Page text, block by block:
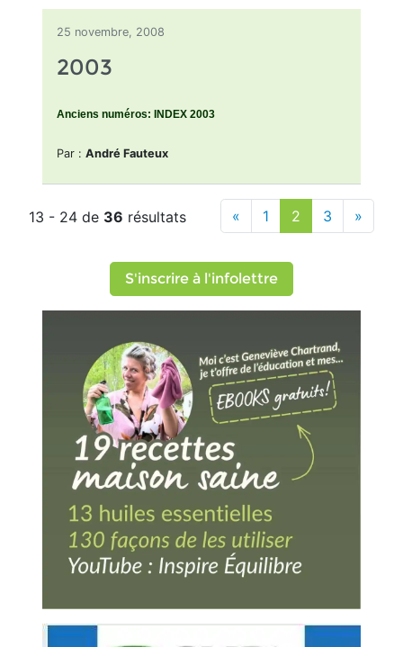
25 novembre, 2008
2003
Anciens numéros: INDEX 2003
Par : André Fauteux
13 - 24 de 36 résultats « 1 2 3 »
S'inscrire à l'infolettre